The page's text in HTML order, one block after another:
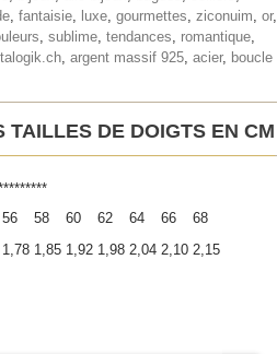
, fantaisie, luxe, gourmettes, ziconuim, or,
, sublime, tendances, romantique,
, argent massif 925, acier, boucle
TAILLES DE DOIGTS EN CM
56 58 60 62 64 66
68
1,78 1,85 1,92 1,98 2,04 2,10 2,15